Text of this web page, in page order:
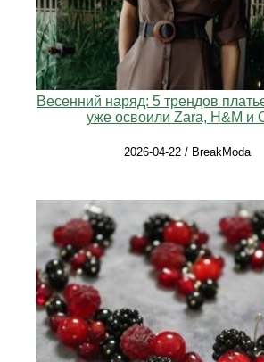
Весенний наряд: 5 трендов
уже освоили Zara, H&M и
2026-04-22 / BreakModa